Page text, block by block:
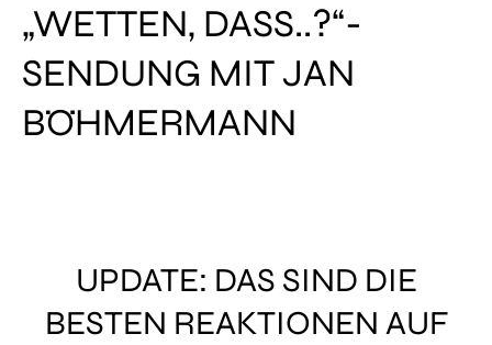
„WETTEN, DASS..?“-
SENDUNG MIT JAN
BÖHMERMANN
UPDATE: DAS SIND DIE
BESTEN REAKTIONEN AUF